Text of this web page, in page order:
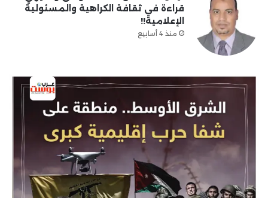
قراءة في ثقافة الكراهية والمسئولية
الإعلامية!!
منذ 4 أسابيع